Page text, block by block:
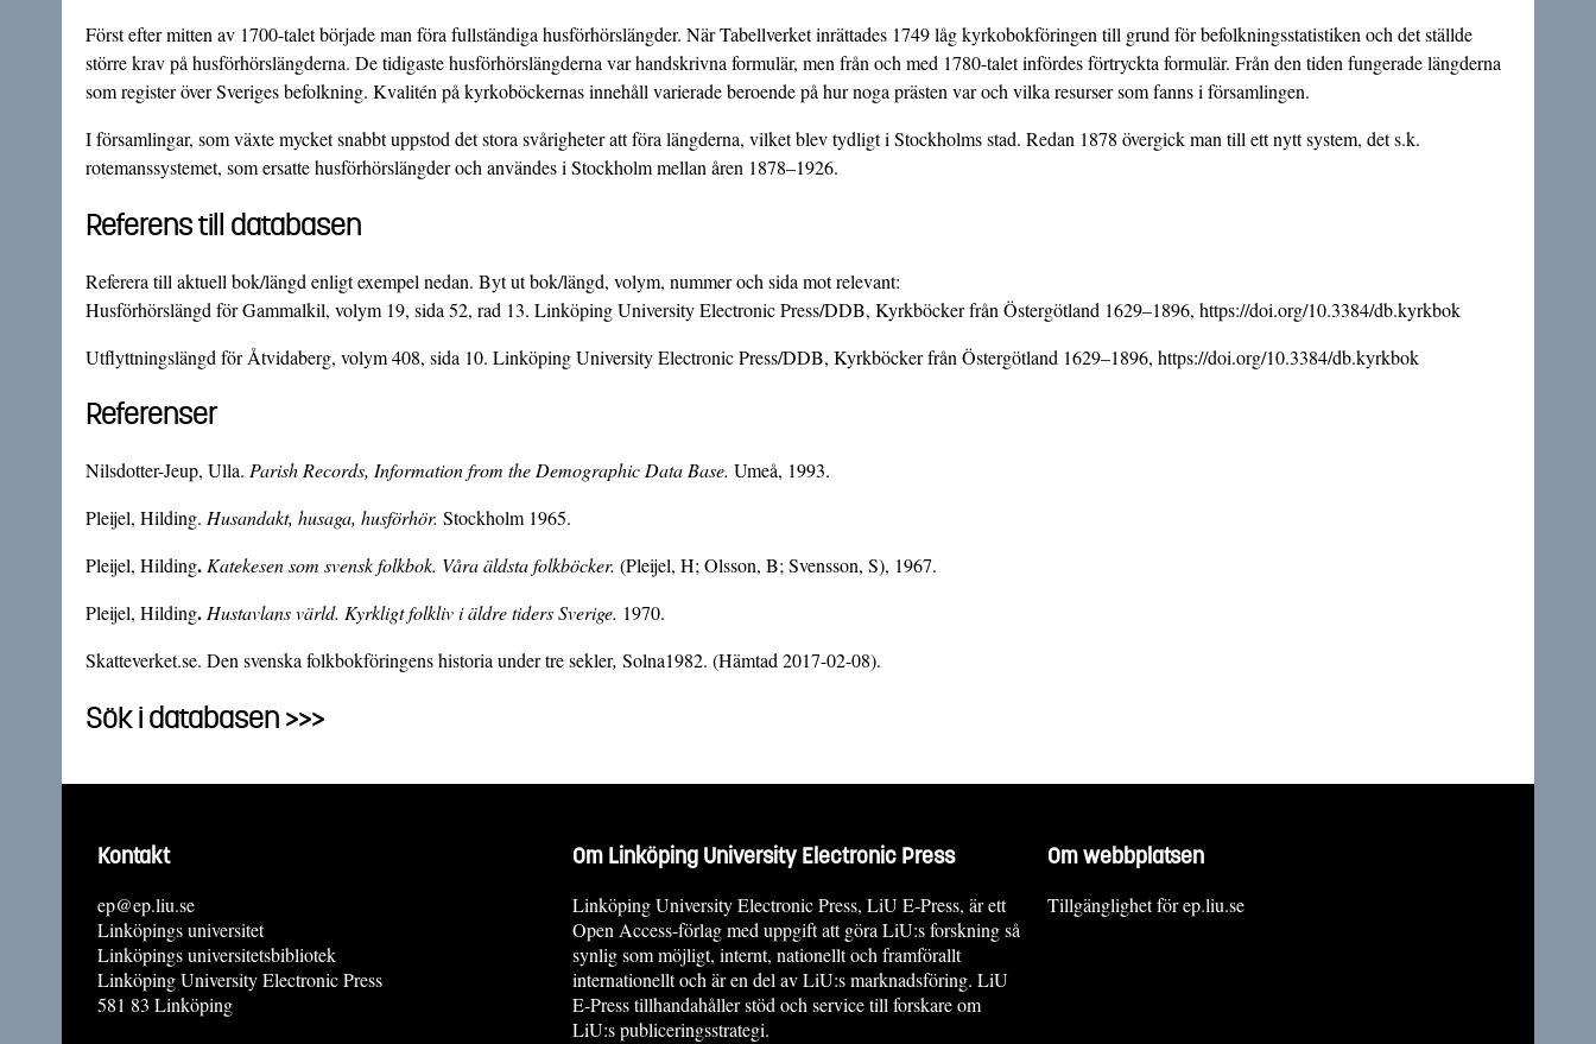
Först efter mitten av 1700-talet började man föra fullständiga husförhörslängder. När Tabellverket inrättades 1749 låg kyrkobokföringen till grund för befolkningsstatistiken och det ställde
större krav på husförhörslängderna. De tidigaste husförhörslängderna var handskrivna formulär, men från och med 1780-talet infördes förtryckta formulär. Från den tiden fungerade längderna
som register över Sveriges befolkning. Kvalitén på kyrkoböckernas innehåll varierade beroende på hur noga prästen var och vilka resurser som fanns i församlingen.
I församlingar, som växte mycket snabbt uppstod det stora svårigheter att föra längderna, vilket blev tydligt i Stockholms stad. Redan 1878 övergick man till ett nytt system, det s.k.
rotemanssystemet, som ersatte husförhörslängder och användes i Stockholm mellan åren 1878–1926.
Referens till databasen
Referera till aktuell bok/längd enligt exempel nedan. Byt ut bok/längd, volym, nummer och sida mot relevant:
Husförhörslängd för Gammalkil, volym 19, sida 52, rad 13. Linköping University Electronic Press/DDB, Kyrkböcker från Östergötland 1629–1896, https://doi.org/10.3384/db.kyrkbok
Utflyttningslängd för Åtvidaberg, volym 408, sida 10. Linköping University Electronic Press/DDB, Kyrkböcker från Östergötland 1629–1896, https://doi.org/10.3384/db.kyrkbok
Referenser
Nilsdotter-Jeup, Ulla. Parish Records, Information from the Demographic Data Base. Umeå, 1993.
Pleijel, Hilding. Husandakt, husaga, husförhör. Stockholm 1965.
Pleijel, Hilding.Katekesen som svensk folkbok. Våra äldsta folkböcker. (Pleijel, H; Olsson, B; Svensson, S), 1967.
Pleijel, Hilding.Hustavlans värld. Kyrkligt folkliv i äldre tiders Sverige. 1970.
Skatteverket.se. Den svenska folkbokföringens historia under tre sekler, Solna1982. (Hämtad 2017-02-08).
Sök i databasen >>>
Kontakt
ep@ep.liu.se
Linköpings universitet
Linköpings universitetsbibliotek
Linköping University Electronic Press
581 83 Linköping
Om Linköping University Electronic Press
Linköping University Electronic Press, LiU E-Press, är ett
Open Access-förlag med uppgift att göra LiU:s forskning så
synlig som möjligt, internt, nationellt och framförallt
internationellt och är en del av LiU:s marknadsföring. LiU
E-Press tillhandahåller stöd och service till forskare om
LiU:s publiceringsstrategi.
Om webbplatsen
Tillgänglighet för ep.liu.se